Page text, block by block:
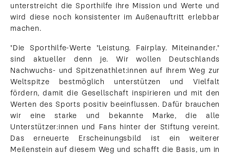
unterstreicht die Sporthilfe ihre Mission und Werte und
wird diese noch konsistenter im Außenauftritt erlebbar
machen.
"Die Sporthilfe-Werte "Leistung. Fairplay. Miteinander."
sind aktueller denn je. Wir wollen Deutschlands
Nachwuchs- und Spitzenathlet:innen auf ihrem Weg zur
Weltspitze bestmöglich unterstützen und Vielfalt
fördern, damit die Gesellschaft inspirieren und mit den
Werten des Sports positiv beeinflussen. Dafür brauchen
wir eine starke und bekannte Marke, die alle
Unterstützer:innen und Fans hinter der Stiftung vereint.
Das erneuerte Erscheinungsbild ist ein weiterer
Meilenstein auf diesem Weg und schafft die Basis, um in